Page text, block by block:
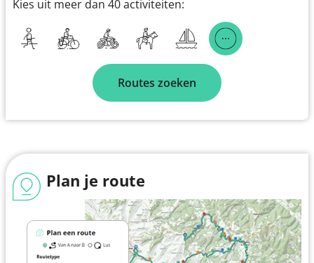
Kies uit meer dan 40 activiteiten:
Routes zoeken
Plan je route